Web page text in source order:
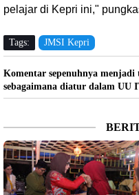
pelajar di Kepri ini,"
Tags: JMSI Kepri
Komentar sepenuhnya
sebagaimana diatur dalam UU